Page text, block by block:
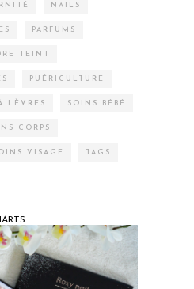
NAILS
PARFUMS
TEINT
PUÉRICULTURE
LÈVRES SOINS BÉBÉ
CORPS
VISAGE TAGS